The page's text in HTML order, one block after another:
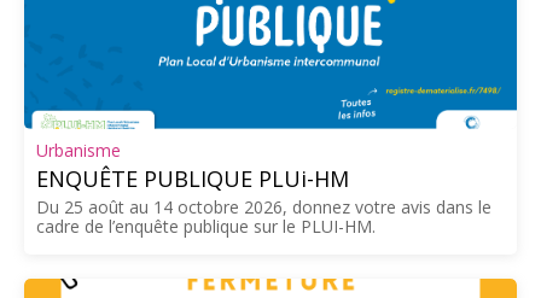
Urbanisme
ENQUÊTE PUBLIQUE PLUi-HM
Du 25 août au 14 octobre 2026, donnez votre avis dans le
cadre de l’enquête publique sur le PLUI-HM.